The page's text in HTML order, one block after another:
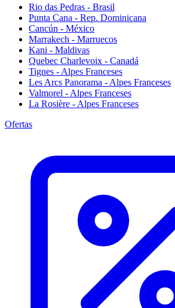
Rio das Pedras - Brasil
Punta Cana - Rep. Dominicana
Cancún - México
Marrakech - Marruecos
Kani - Maldivas
Quebec Charlevoix - Canadá
Tignes - Alpes Franceses
Les Arcs Panorama - Alpes Franceses
Valmorel - Alpes Franceses
La Rosière - Alpes Franceses
Ofertas